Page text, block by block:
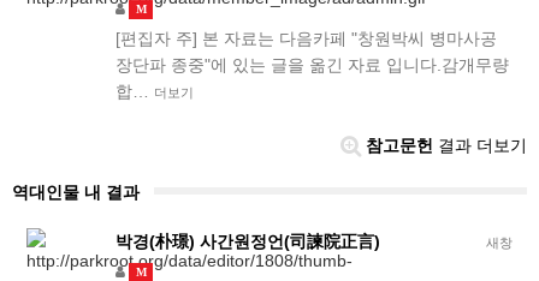
M
[편집자 주] 본 자료는 다음카페 "창원박씨 병마사공
장단파 종중"에 있는 글을 옮긴 자료 입니다.감개무량
합…
더보기
참고문헌 결과 더보기
역대인물 내 결과
새창
박경(朴璟) 사간원정언(司諫院正言)
M